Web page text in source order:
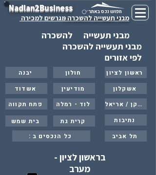
Nadlan2Business חפוש נכס באתר
מבני תעשייה להשכרה -מגרשים למכירה
מבני תעשייה
להשכרה
מבני תעשייה להשכרה
לפי אזורים
ראשון לציון חולון
יבנה
אשקלון
מודיעין
אשדוד
ברקן / אריאל
לוד - רמלה
פתח תקווה
נתיבות
קרית גת
בית שמש
תל אביב
: כל הנכסים ב
בראשון לציון -
מערב